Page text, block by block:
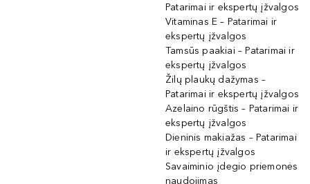
Patarimai ir ekspertų įžvalgos
Vitaminas E – Patarimai ir
ekspertų įžvalgos
Tamsūs paakiai – Patarimai ir
ekspertų įžvalgos
Žilų plaukų dažymas –
Patarimai ir ekspertų įžvalgos
Azelaino rūgštis – Patarimai ir
ekspertų įžvalgos
Dieninis makiažas – Patarimai
ir ekspertų įžvalgos
Savaiminio įdegio priemonės
naudojimas